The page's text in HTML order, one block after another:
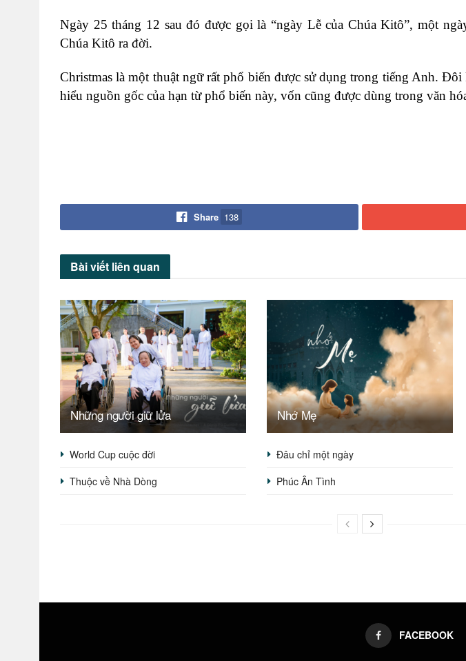
Ngày 25 tháng 12 sau đó được gọi là “ngày Lễ của Chúa Kitô”, một
Chúa Kitô ra đời.
Christmas là một thuật ngữ rất phổ biến được sử dụng trong tiếng Anh.
hiểu nguồn gốc của hạn từ phổ biến này, vốn cũng được dùng trong văn
Share 138
Bài viết liên quan
Những người giữ lửa Nhớ Mẹ
World Cup cuộc đời Đâu chỉ một ngày
Thuộc về Nhà Dòng
Phúc Ân Tình
FACEBOOK